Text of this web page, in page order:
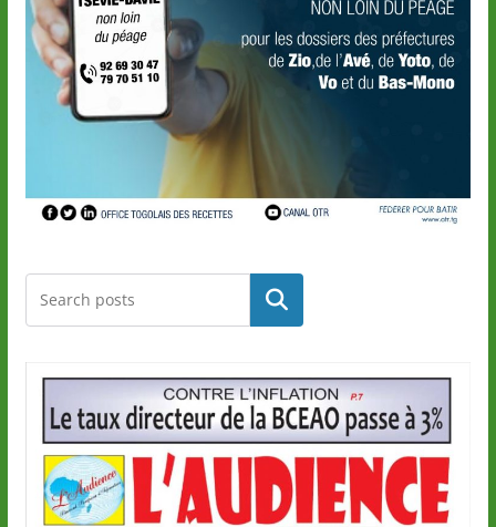
Rechercher